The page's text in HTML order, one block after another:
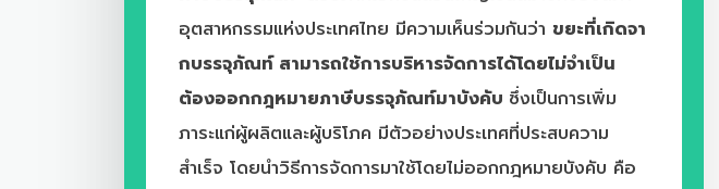
อุตสาหกรรมแห่งประเทศไทย มีความเห็นร่วมกันว่า ขยะที่เกิดจา
กบรรจุภัณท์ สามารถใช้การบริหารจัดการได้โดยไม่จำเป็น
ต้องออกกฎหมายภาษีบรรจุภัณท์มาบังคับ ซึ่งเป็นการเพิ่ม
ภาระแก่ผู้ผลิตและผู้บริโภค มีตัวอย่างประเทศที่ประสบความ
สำเร็จ โดยนำวิธีการจัดการมาใช้โดยไม่ออกกฎหมายบังคับ คือ